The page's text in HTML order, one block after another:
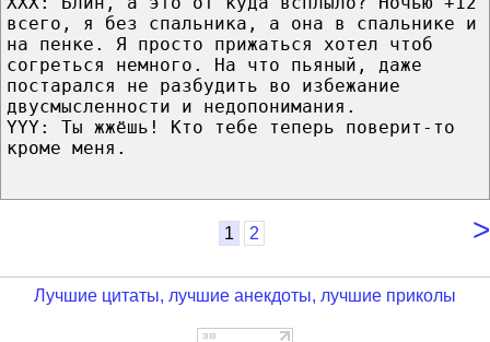
всего, я без спальника, а она в спальнике и
на пенке. Я просто прижаться хотел чтоб
согреться немного. На что пьяный, даже
постарался не разбудить во избежание
двусмысленности и недопонимания.
YYY: Ты жжёшь! Кто тебе теперь поверит-то
кроме меня.
>
1 2
Лучшие цитаты, лучшие анекдоты, лучшие приколы